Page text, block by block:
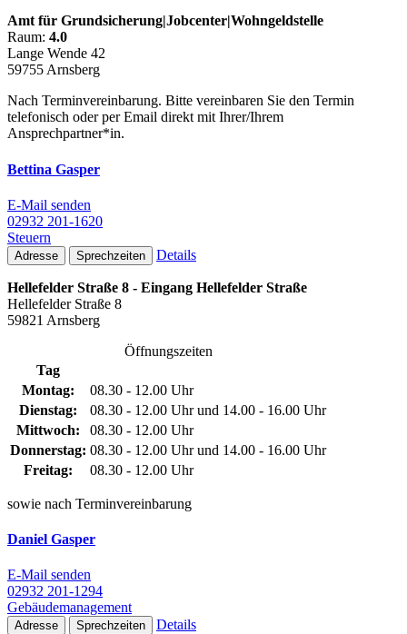
Amt für Grundsicherung|Jobcenter|Wohngeldstelle
Raum: 4.0
Lange Wende 42
59755 Arnsberg
Nach Terminvereinbarung. Bitte vereinbaren Sie den Termin
telefonisch oder per Email direkt mit Ihrer/Ihrem
Ansprechpartner*in.
Bettina Gasper
E-Mail senden
02932 201-1620
Steuern
Adresse Sprechzeiten Details
Hellefelder Straße 8 - Eingang Hellefelder Straße
Hellefelder Straße 8
59821 Arnsberg
Öffnungszeiten
Tag
Montag:
08.30 - 12.00 Uhr
Dienstag:
08.30 - 12.00 Uhr und 14.00 - 16.00 Uhr
Mittwoch:
08.30 - 12.00 Uhr
Donnerstag: 08.30 - 12.00 Uhr und 14.00 - 16.00 Uhr
Freitag:
08.30 - 12.00 Uhr
sowie nach Terminvereinbarung
Daniel Gasper
E-Mail senden
02932 201-1294
Gebäudemanagement
Adresse Sprechzeiten Details